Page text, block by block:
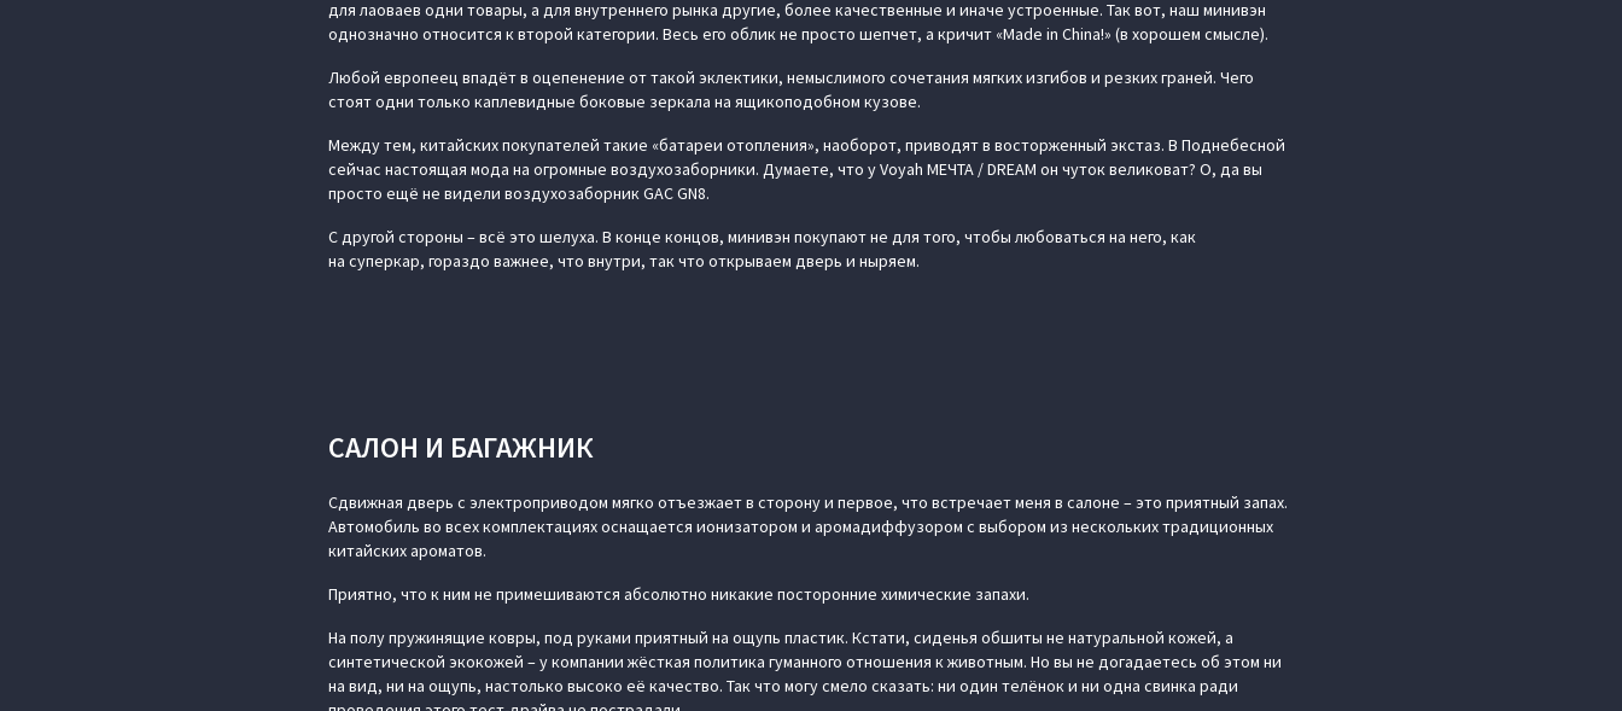
для лаоваев одни товары, а для внутреннего рынка другие, более качественные и иначе устроенные. Так вот, наш минивэн
однозначно относится к второй категории. Весь его облик не просто шепчет, а кричит «Made in China!» (в хорошем смысле).
Любой европеец впадёт в оцепенение от такой эклектики, немыслимого сочетания мягких изгибов и резких граней. Чего
стоят одни только каплевидные боковые зеркала на ящикоподобном кузове.
Между тем, китайских покупателей такие «батареи отопления», наоборот, приводят в восторженный экстаз. В Поднебесной
сейчас настоящая мода на огромные воздухозаборники. Думаете, что у Voyah МЕЧТА / DREAM он чуток великоват? О, да вы
просто ещё не видели воздухозаборник GAC GN8.
С другой стороны – всё это шелуха. В конце концов, минивэн покупают не для того, чтобы любоваться на него, как
на суперкар, гораздо важнее, что внутри, так что открываем дверь и ныряем.
САЛОН И БАГАЖНИК
Сдвижная дверь с электроприводом мягко отъезжает в сторону и первое, что встречает меня в салоне – это приятный запах.
Автомобиль во всех комплектациях оснащается ионизатором и аромадиффузором с выбором из нескольких традиционных
китайских ароматов.
Приятно, что к ним не примешиваются абсолютно никакие посторонние химические запахи.
На полу пружинящие ковры, под руками приятный на ощупь пластик. Кстати, сиденья обшиты не натуральной кожей, а
синтетической экокожей – у компании жёсткая политика гуманного отношения к животным. Но вы не догадаетесь об этом ни
на вид, ни на ощупь, настолько высоко её качество. Так что могу смело сказать: ни один телёнок и ни одна свинка ради